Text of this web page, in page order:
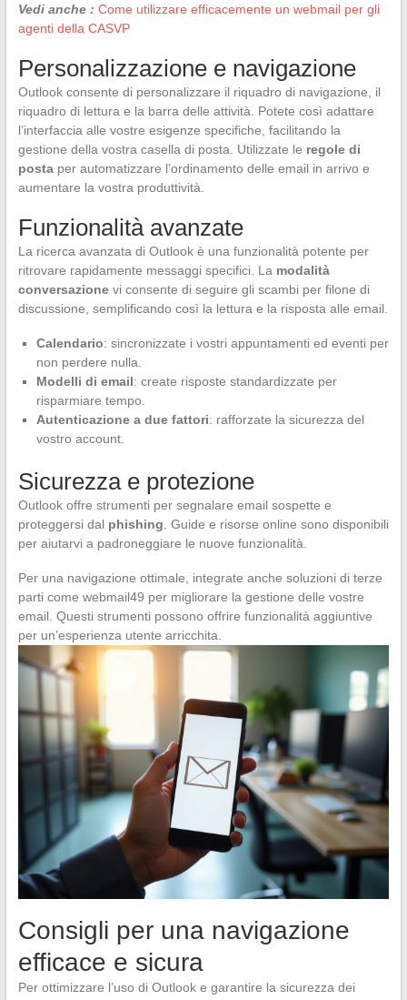
Vedi anche : Come utilizzare efficacemente un webmail per gli
agenti della CASVP
Personalizzazione e navigazione
Outlook consente di personalizzare il riquadro di navigazione, il
riquadro di lettura e la barra delle attività. Potete così adattare
l’interfaccia alle vostre esigenze specifiche, facilitando la
gestione della vostra casella di posta. Utilizzate le regole di
postaper automatizzare l’ordinamento delle email in arrivo e
aumentare la vostra produttività.
Funzionalità avanzate
La ricerca avanzata di Outlook è una funzionalità potente per
ritrovare rapidamente messaggi specifici. La modalità
conversazionevi consente di seguire gli scambi per filone di
discussione, semplificando così la lettura e la risposta alle email.
Calendario: sincronizzate i vostri appuntamenti ed eventi per
non perdere nulla.
Modelli di email: create risposte standardizzate per
risparmiare tempo.
Autenticazione a due fattori: rafforzate la sicurezza del
vostro account.
Sicurezza e protezione
Outlook offre strumenti per segnalare email sospette e
proteggersi dal phishing . Guide e risorse online sono disponibili
per aiutarvi a padroneggiare le nuove funzionalità.
Per una navigazione ottimale, integrate anche soluzioni di terze
parti come webmail49 per migliorare la gestione delle vostre
email. Questi strumenti possono offrire funzionalità aggiuntive
per un’esperienza utente arricchita.
Consigli per una navigazione
efficace e sicura
Per ottimizzare l’uso di Outlook e garantire la sicurezza dei